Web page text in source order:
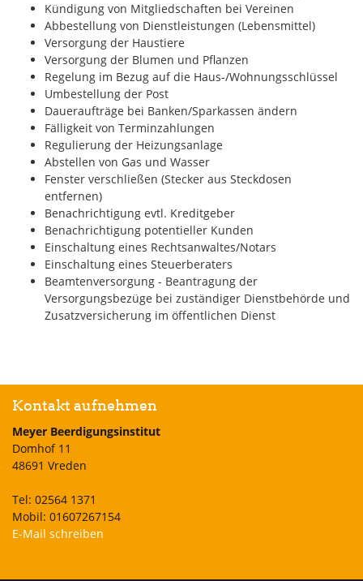
Kündigung von Mitgliedschaften bei Vereinen
Abbestellung von Dienstleistungen (Lebensmittel)
Versorgung der Haustiere
Versorgung der Blumen und Pflanzen
Regelung im Bezug auf die Haus-/Wohnungsschlüssel
Umbestellung der Post
Daueraufträge bei Banken/Sparkassen ändern
Fälligkeit von Terminzahlungen
Regulierung der Heizungsanlage
Abstellen von Gas und Wasser
Fenster verschließen (Stecker aus Steckdosen
entfernen)
Benachrichtigung evtl. Kreditgeber
Benachrichtigung potentieller Kunden
Einschaltung eines Rechtsanwaltes/Notars
Einschaltung eines Steuerberaters
Beamtenversorgung - Beantragung der
Versorgungsbezüge bei zuständiger Dienstbehörde und
Zusatzversicherung im öffentlichen Dienst
Kontakt aufnehmen
Meyer Beerdigungsinstitut
Domhof 11
48691 Vreden
Tel: 02564 1371
Mobil: 01607267154
E-Mail schreiben